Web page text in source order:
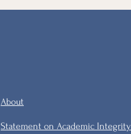
About
Statement on Academic Integrity